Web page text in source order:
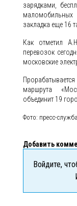
зарядками,
закладка еще 16
Как отметил
перевозок
московские
маршрута
объединит 19
Фото: пресс-
Добавить
Войдите,